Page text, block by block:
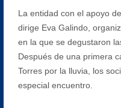
La entidad con el apoyo
dirige Eva Galindo,
en la que se degustaron
Después de una primera
Torres por la lluvia, los
especial encuentro.